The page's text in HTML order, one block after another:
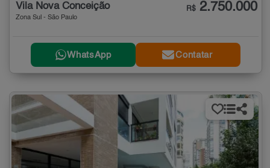
Vila Nova Conceição
Zona Sul - São Paulo
R$ 2.750.000
WhatsApp Contatar